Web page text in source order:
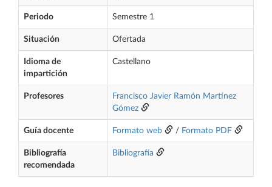
Periodo Semestre 1
Situación Ofertada
Idioma de
impartición
Castellano
Profesores
Francisco Javier Ramón Martínez
Gómez
Guía docente Formato web / Formato PDF
Bibliografía
recomendada
Bibliografía